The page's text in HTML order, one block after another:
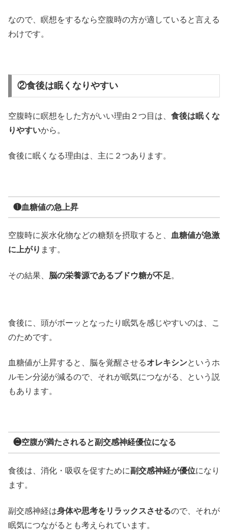
なので、瞑想をするなら空腹時の方が適していると言える
わけです。
②食後は眠くなりやすい
空腹時に瞑想をした方がいい理由２つ目は、 食後は眠くな
りやすいから。
食後に眠くなる理由は、主に２つあります。
❶血糖値の急上昇
空腹時に炭水化物などの糖類を摂取すると、 血糖値が急激
に上がり ます。
その結果、 脳の栄養源であるブドウ糖が不足 。
食後に、頭がボーッとなったり眠気を感じやすいのは、こ
のためです。
血糖値が上昇すると、脳を覚醒させるオレキシンというホ
ルモン分泌が減るので、それが眠気につながる、という説
もあります。
❷空腹が満たされると副交感神経優位になる
食後は、消化・吸収を促すために副交感神経が優位になり
ます。
副交感神経は身体や思考をリラックスさせるので、それが
眠気につながるとも考えられています。